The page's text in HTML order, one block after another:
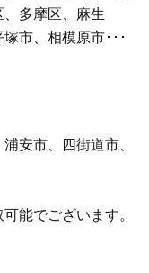
多摩区、麻生
市、相模原市･･･
安市、四街道市、
能でございます。